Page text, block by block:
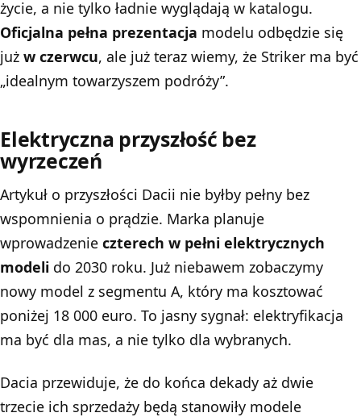
życie, a nie tylko ładnie wyglądają w katalogu.
Oficjalna pełna prezentacja modelu odbędzie się
już w czerwcu, ale już teraz wiemy, że Striker ma być
„idealnym towarzyszem podróży”.
Elektryczna przyszłość bez
wyrzeczeń
Artykuł o przyszłości Dacii nie byłby pełny bez
wspomnienia o prądzie. Marka planuje
wprowadzenie czterech w pełni elektrycznych
modeli do 2030 roku. Już niebawem zobaczymy
nowy model z segmentu A, który ma kosztować
poniżej 18 000 euro. To jasny sygnał: elektryfikacja
ma być dla mas, a nie tylko dla wybranych.
Dacia przewiduje, że do końca dekady aż dwie
trzecie ich sprzedaży będą stanowiły modele